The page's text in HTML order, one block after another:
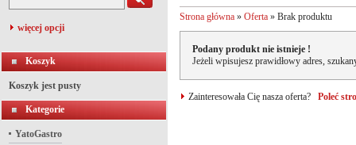
więcej opcji
Koszyk
Koszyk jest pusty
Kategorie
YatoGastro
Strona główna » Oferta » Brak produktu
Podany produkt nie istnieje !
Jeżeli wpisujesz prawidłowy adres,
Zainteresowała Cię nasza oferta? Poleć